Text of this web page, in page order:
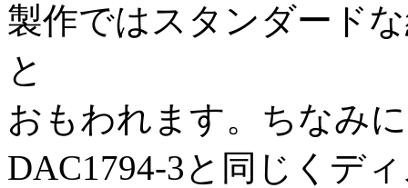
製作ではスタンダード
と
おもわれます。ちなみ
DAC1794-3と同じくデ